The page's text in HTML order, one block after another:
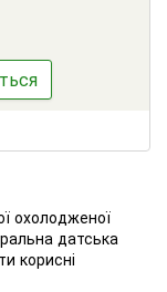
охолодженої
датська
корисні